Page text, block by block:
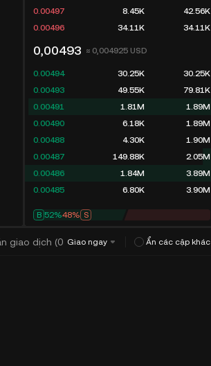
giao dịch (0 Giao ngay Ẩn các cặp khác
0.00497
8.45K
42.56K
0.00496
34.11K 34.11K
0,00493 ≈ 0,004925 USD
0.00494 30.25K
30.25K
0.00493
49.55K
79.81K
0.00491
1.81M
1.89M
0.00490
6.18K
1.89M
0.00488
4.30K
1.90M
0.00487
149.88K
2.05M
0.00486
1.84M
3.89M
0.00485
6.80K 3.90M
B 52%48% S